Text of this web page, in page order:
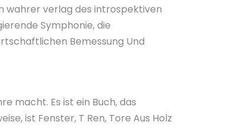
wahrer verlag des introspektiven
Symphonie, die
Bemessung Und
macht. Es ist ein Buch, das
ist Fenster, T Ren, Tore Aus Holz